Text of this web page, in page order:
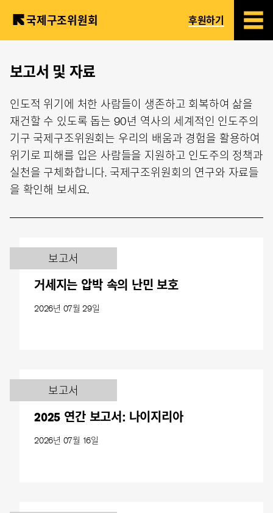
content
국제구조위원회 후원하기
보고서 및 자료
인도적 위기에 처한 사람들이 생존하고 회복하여 삶을
재건할 수 있도록 돕는 90년 역사의 세계적인 인도주의
기구 국제구조위원회는 우리의 배움과 경험을 활용하여
위기로 피해를 입은 사람들을 지원하고 인도주의 정책과
실천을 구체화합니다. 국제구조위원회의 연구와 자료들
을 확인해 보세요.
보고서
거세지는 압박 속의 난민 보호
2026년 07월 29일
보고서
2025 연간 보고서: 나이지리아
2026년 07월 16일